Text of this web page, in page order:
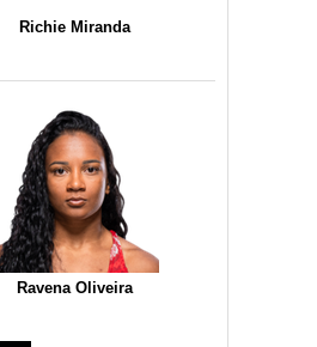
Richie Miranda
Ravena Oliveira